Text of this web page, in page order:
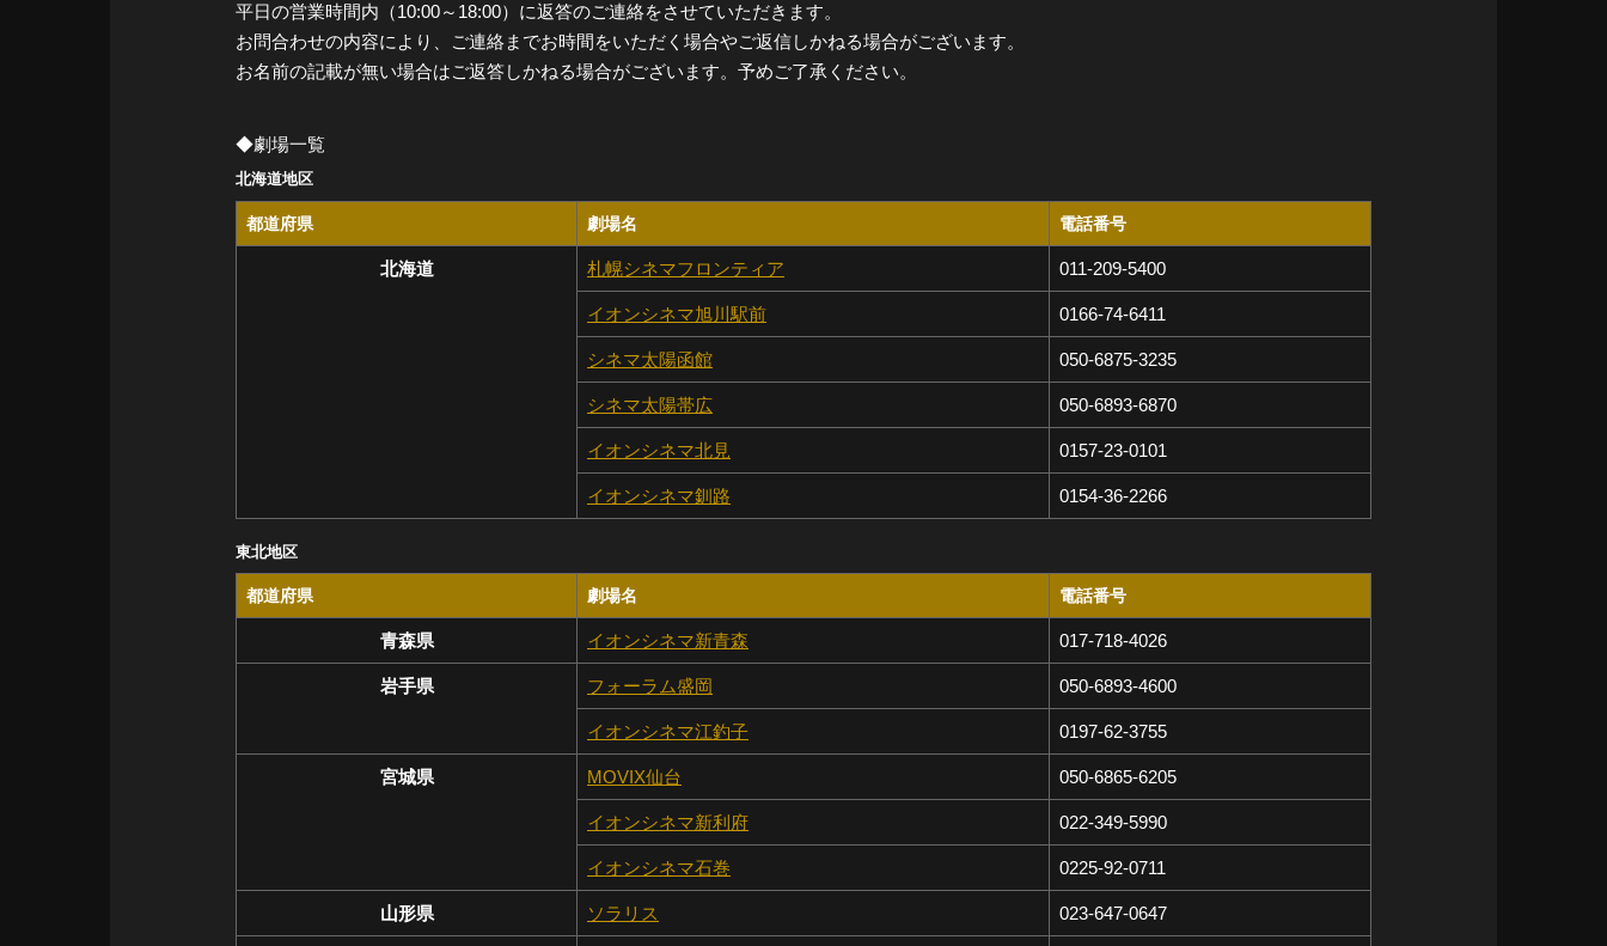
平日の営業時間内（10:00～18:00）に返答のご連絡をさせていただきます。
お問合わせの内容により、ご連絡までお時間をいただく場合やご返信しかねる場合がございます。
お名前の記載が無い場合はご返答しかねる場合がございます。予めご了承ください。
◆劇場一覧
北海道地区
都道府県 劇場名 電話番号
北海道 札幌シネマフロンティア 011-209-5400
イオンシネマ旭川駅前 0166-74-6411
シネマ太陽函館 050-6875-3235
シネマ太陽帯広 050-6893-6870
イオンシネマ北見 0157-23-0101
イオンシネマ釧路 0154-36-2266
東北地区
都道府県 劇場名 電話番号
青森県 イオンシネマ新青森 017-718-4026
岩手県 フォーラム盛岡 050-6893-4600
イオンシネマ江釣子 0197-62-3755
宮城県 MOVIX仙台 050-6865-6205
イオンシネマ新利府 022-349-5990
イオンシネマ石巻 0225-92-0711
山形県 ソラリス 023-647-0647